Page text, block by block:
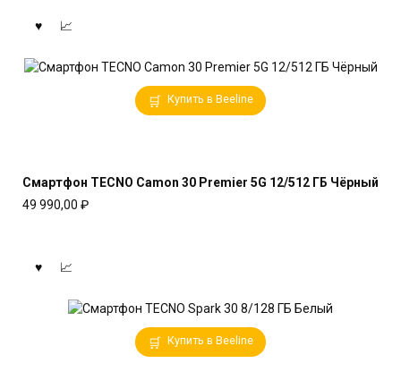
Купить в Beeline
Смартфон TECNO Camon 30 Premier 5G 12/512 ГБ Чёрный
49 990,00 ₽
Купить в Beeline